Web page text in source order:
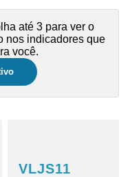
até 3 para ver o
nos indicadores que
você.
VLJS11